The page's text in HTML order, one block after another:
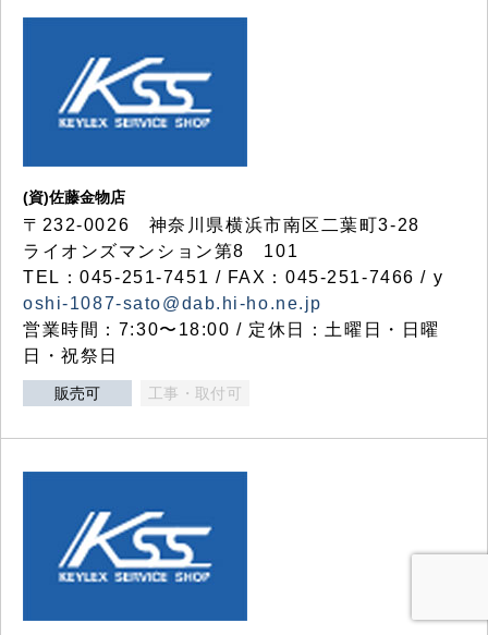
(資)佐藤金物店
〒232-0026 神奈川県横浜市南区二葉町3-28
ライオンズマンション第8 101
TEL：045-251-7451 / FAX：045-251-7466 / y
oshi-1087-sato@dab.hi-ho.ne.jp
営業時間：7:30〜18:00 / 定休日：土曜日・日曜
日・祝祭日
販売可 工事・取付可